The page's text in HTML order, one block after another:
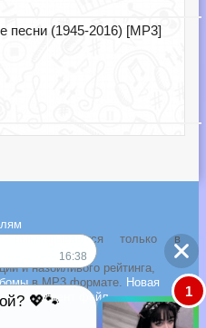
песни (1945-2016) [MP3]
выкладываются только в
и назойливого рейтинга,
в MP3 формате. Новая
торрент файл
16:38
💖🐾 1